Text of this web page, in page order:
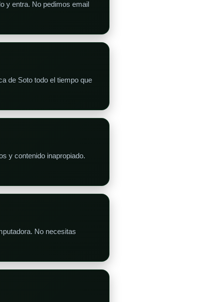
y entra. No pedimos email
de Soto todo el tiempo que
y contenido inapropiado.
No necesitas